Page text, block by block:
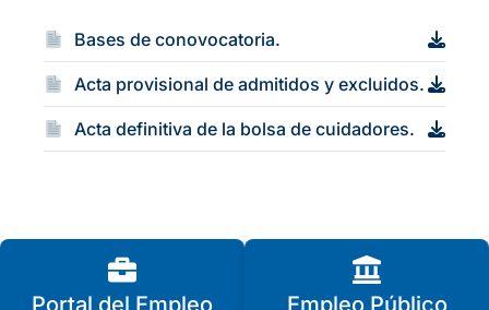
Bases de conovocatoria.
Acta provisional de admitidos y excluidos.
Acta definitiva de la bolsa de cuidadores.
Portal del Empleo Empleo Público